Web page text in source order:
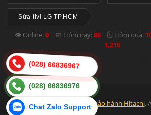
Sửa tivi LG TP.HCM
👁 Online: 0| 📅 Hôm nay: 86| 🗓 Hôm qua:
1,216
© 2012 - 2026 Trung tâm bảo hành Hitachi.
(028) 66836967
(028) 66836976
Chat Zalo Support